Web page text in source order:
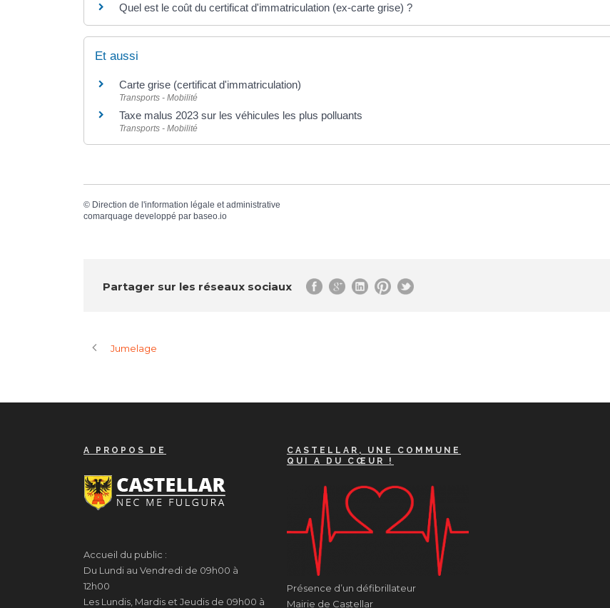
Quel est le coût du certificat d'immatriculation (ex-carte grise) ?
Et aussi
Carte grise (certificat d'immatriculation)
Transports - Mobilité
Taxe malus 2023 sur les véhicules les plus polluants
Transports - Mobilité
© Direction de l'information légale et administrative
comarquage developpé par baseo.io
Partager sur les réseaux sociaux
Jumelage
A PROPOS DE
Accueil du public :
Du Lundi au Vendredi de 09h00 à
12h00
Les Lundis, Mardis et Jeudis de 09h00 à
CASTELLAR, UNE COMMUNE
QUI A DU CŒUR !
Présence d’un défibrillateur
Mairie de Castellar